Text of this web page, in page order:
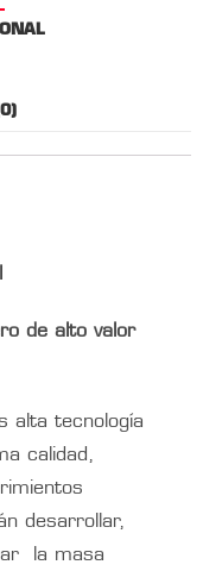
de alto valor
alta tecnología
calidad,
desarrollar,
la masa